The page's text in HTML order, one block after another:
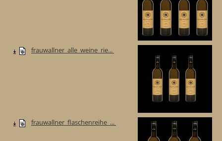
frauwallner_alle_weine_rie...
frauwallner_flaschenreihe_...